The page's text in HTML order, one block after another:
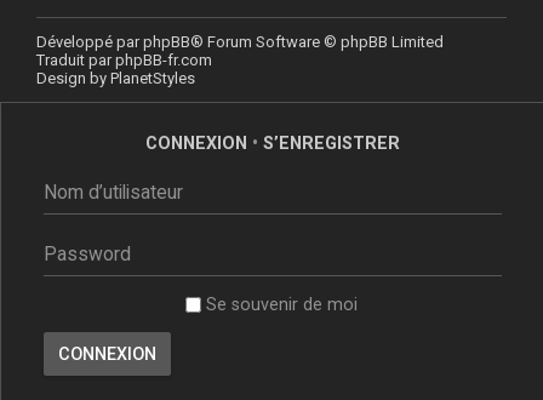
Développé parphpBB® Forum Software © phpBB Limited
Traduit parphpBB-fr.com
Design by PlanetStyles
CONNEXION • S’ENREGISTRER
Se souvenir de moi